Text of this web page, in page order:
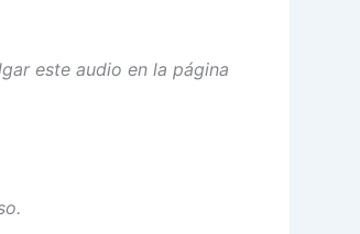
este audio en la página